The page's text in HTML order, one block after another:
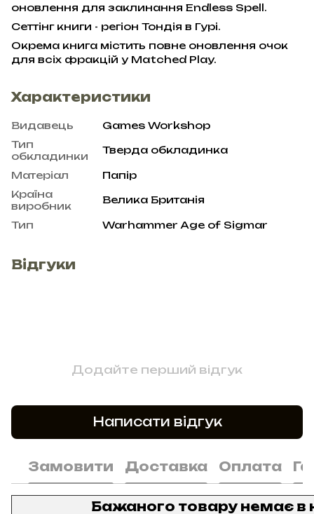
оновлення для заклинання Endless Spell.
Сеттінг книги - регіон Тондія в Гурі.
Окрема книга містить повне оновлення очок
для всіх фракцій у Matched Play.
Характеристики
Видавець
Games Workshop
Тип
обкладинки
Тверда обкладинка
Матеріал
Папір
Країна
виробник
Велика Британія
Тип Warhammer Age of Sigmar
Відгуки
Додайте перший відгук
Написати відгук
Замовити Доставка Оплата
Бажаного товару немає в